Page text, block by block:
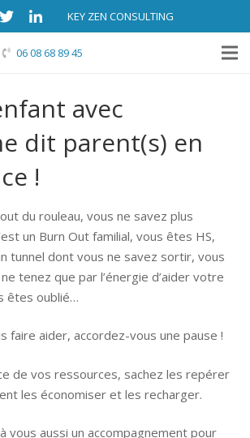
KEY ZEN CONSULTING
06 08 68 89 45
avec
dit parent(s) en
!
du rouleau, vous ne savez plus
un Burn Out familial, vous êtes HS,
tunnel dont vous ne savez sortir, vous
tenez que par l’énergie d’aider votre
êtes oublié…
faire aider, accordez-vous une pause !
de vos ressources, sachez les repérer
les économiser et les recharger.
vous aussi un accompagnement pour